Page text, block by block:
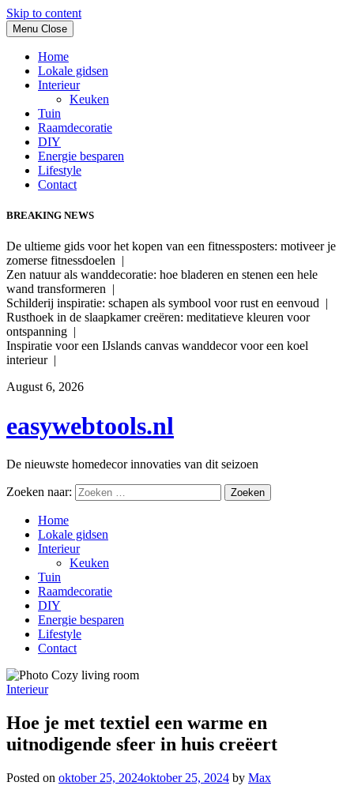
Skip to content
Menu Close
Home
Lokale gidsen
Interieur
Keuken
Tuin
Raamdecoratie
DIY
Energie besparen
Lifestyle
Contact
BREAKING NEWS
De ultieme gids voor het kopen van een fitnessposters: motiveer je
zomerse fitnessdoelen |
Zen natuur als wanddecoratie: hoe bladeren en stenen een hele
wand transformeren |
Schilderij inspiratie: schapen als symbool voor rust en eenvoud |
Rusthoek in de slaapkamer creëren: meditatieve kleuren voor
ontspanning |
Inspiratie voor een IJslands canvas wanddecor voor een koel
interieur |
August 6, 2026
easywebtools.nl
De nieuwste homedecor innovaties van dit seizoen
Zoeken naar:
Home
Lokale gidsen
Interieur
Keuken
Tuin
Raamdecoratie
DIY
Energie besparen
Lifestyle
Contact
Interieur
Hoe je met textiel een warme en
uitnodigende sfeer in huis creëert
Posted on oktober 25, 2024oktober 25, 2024 by Max